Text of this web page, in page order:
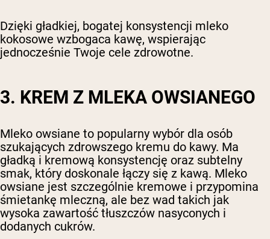
Dzięki gładkiej, bogatej konsystencji mleko
kokosowe wzbogaca kawę, wspierając
jednocześnie Twoje cele zdrowotne.
3. KREM Z MLEKA OWSIANEGO
Mleko owsiane to popularny wybór dla osób
szukających zdrowszego kremu do kawy. Ma
gładką i kremową konsystencję oraz subtelny
smak, który doskonale łączy się z kawą. Mleko
owsiane jest szczególnie kremowe i przypomina
śmietankę mleczną, ale bez wad takich jak
wysoka zawartość tłuszczów nasyconych i
dodanych cukrów.